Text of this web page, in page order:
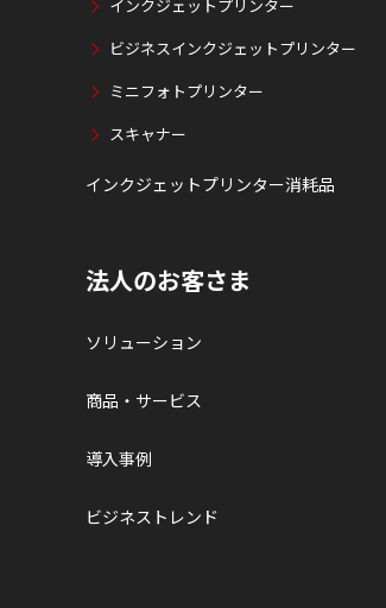
インクジェットプリンター
ビジネスインクジェットプリンター
ミニフォトプリンター
スキャナー
インクジェットプリンター消耗品
法人のお客さま
ソリューション
商品・サービス
導入事例
ビジネストレンド